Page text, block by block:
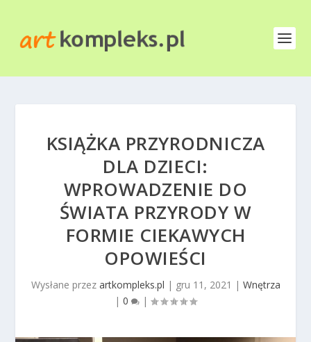
KSIĄŻKA PRZYRODNICZA
DLA DZIECI:
WPROWADZENIE DO
ŚWIATA PRZYRODY W
FORMIE CIEKAWYCH
OPOWIEŚCI
Wysłane przez artkompleks.pl | gru 11, 2021 | Wnętrza
| 0 |